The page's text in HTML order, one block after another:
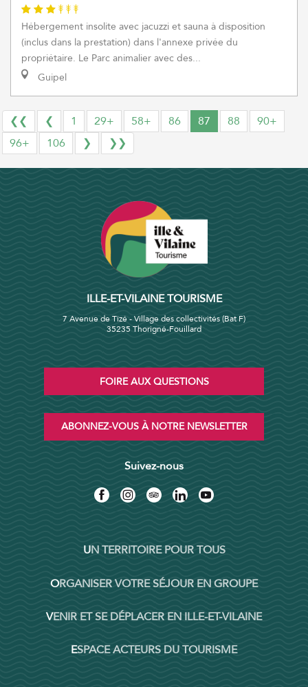
Hébergement insolite avec jacuzzi et sauna à disposition
(inclus dans la prestation) dans l'annexe privée du
propriétaire. Le Parc animalier avec des...
Guipel
❮❮ ❮ 1 29+ 58+ 86 87 88
90+
96+
106 ❯ ❯❯
ILLE-ET-VILAINE TOURISME
7 Avenue de Tizé - Village des collectivités (Bat F)
35235 Thorigné-Fouillard
FOIRE AUX QUESTIONS
ABONNEZ-VOUS À NOTRE NEWSLETTER
Suivez-nous
UN TERRITOIRE POUR TOUS
ORGANISER VOTRE SÉJOUR EN GROUPE
VENIR ET SE DÉPLACER EN ILLE-ET-VILAINE
ESPACE ACTEURS DU TOURISME